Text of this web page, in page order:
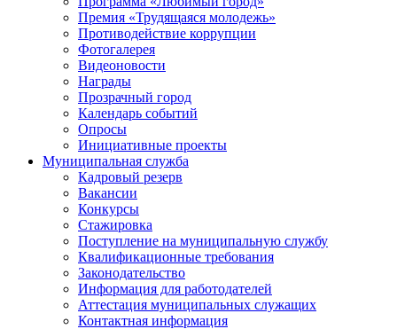
Премия «Трудящаяся молодежь»
Противодействие коррупции
Фотогалерея
Видеоновости
Награды
Прозрачный город
Календарь событий
Опросы
Инициативные проекты
Муниципальная служба
Кадровый резерв
Вакансии
Конкурсы
Стажировка
Поступление на муниципальную службу
Квалификационные требования
Законодательство
Информация для работодателей
Аттестация муниципальных служащих
Контактная информация